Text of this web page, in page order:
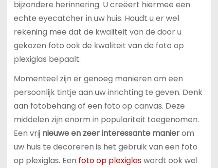
bijzondere herinnering. U creëert hiermee een
echte eyecatcher in uw huis. Houdt u er wel
rekening mee dat de kwaliteit van de door u
gekozen foto ook de kwaliteit van de foto op
plexiglas bepaalt.
Momenteel zijn er genoeg manieren om een
persoonlijk tintje aan uw inrichting te geven. Denk
aan fotobehang of een foto op canvas. Deze
middelen zijn enorm in populariteit toegenomen.
Een vrij nieuwe en zeer interessante manierom
uw huis te decoreren is het gebruik van een foto
op plexiglas. Een foto op plexiglaswordt ook wel